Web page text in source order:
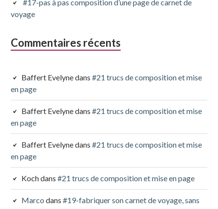
#17-pas à pas composition d’une page de carnet de
voyage
Commentaires récents
Baffert Evelynedans#21 trucs de composition et mise
en page
Baffert Evelynedans#21 trucs de composition et mise
en page
Baffert Evelynedans#21 trucs de composition et mise
en page
Kochdans#21 trucs de composition et mise en page
Marco dans#19-fabriquer son carnet de voyage, sans